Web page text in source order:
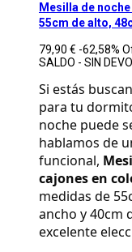
Mesilla de
55cm de alto,
79,90 € -62,58%
SALDO - SIN
Si estás
para tu
noche puede
hablamos de
funcional,
cajones en
medidas de
ancho y 40cm
excelente